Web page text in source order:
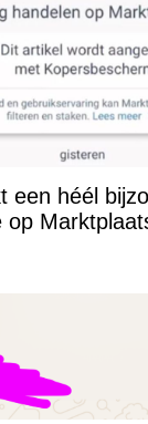
een héél
op